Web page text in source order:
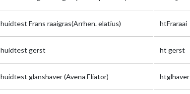
huidtest Frans raaigras(Arrhen. elatius) htFraraai
huidtest gerst ht gerst
huidtest glanshaver (Avena Eliator) htglhaver